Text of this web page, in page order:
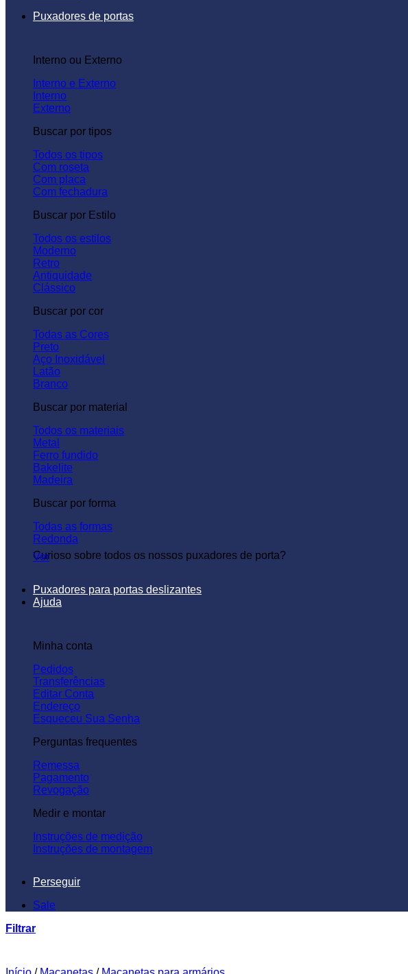
Puxadores de portas
Interno ou Externo
Interno e Externo
Interno
Externo
Buscar por tipos
Todos os tipos
Com roseta
Com placa
Com fechadura
Buscar por Estilo
Todos os estilos
Moderno
Retro
Antiquidade
Clássico
Buscar por cor
Todas as Cores
Preto
Aço Inoxidável
Latão
Branco
Buscar por material
Todos os materiais
Metal
Ferro fundido
Bakelite
Madeira
Buscar por forma
Todas as formas
Redonda
Curioso sobre todos os nossos puxadores de porta?
Ver
Puxadores para portas deslizantes
Ajuda
Minha conta
Pedidos
Transferências
Editar Conta
Endereço
Esqueceu Sua Senha
Perguntas frequentes
Remessa
Pagamento
Revogação
Medir e montar
Instruções de medição
Instruções de montagem
Perseguir
Sale
Filtrar